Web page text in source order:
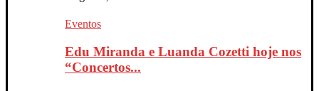
Eventos
Edu Miranda e Luanda Cozetti hoje nos
“Concertos...